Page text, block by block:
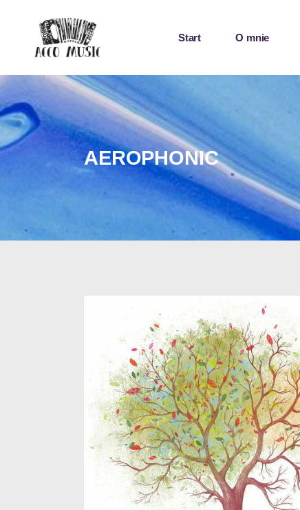
Start O mnie
AEROPHONIC